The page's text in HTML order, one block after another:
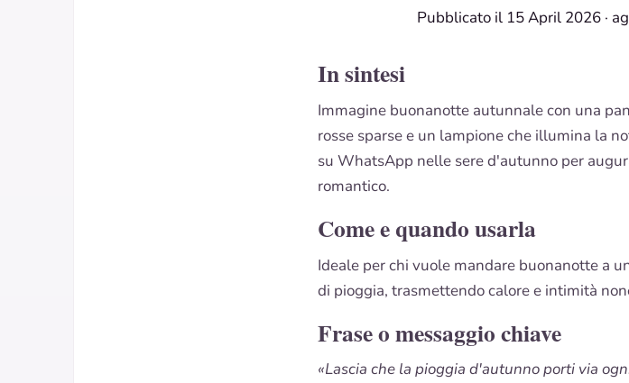
Pubblicato il 15 April 2026 ·
In sintesi
Immagine buonanotte autunnale con una
rosse sparse e un lampione che illumina la
su WhatsApp nelle sere d'autunno per
romantico.
Come e quando usarla
Ideale per chi vuole mandare buonanotte a
di pioggia, trasmettendo calore e intimità
Frase o messaggio chiave
«Lascia che la pioggia d'autunno porti via